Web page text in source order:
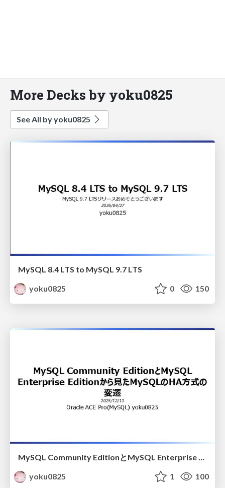
More Decks by yoku0825
See All by yoku0825
MySQL 8.4 LTS to MySQL 9.7 LTS
yoku0825
0 150
yoku0825
1 100